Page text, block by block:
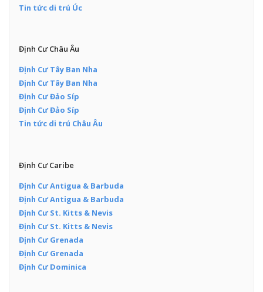
Tin tức di trú Úc
Định Cư Châu Âu
Định Cư Tây Ban Nha
Định Cư Tây Ban Nha
Định Cư Đảo Síp
Định Cư Đảo Síp
Tin tức di trú Châu Âu
Định Cư Caribe
Định Cư Antigua & Barbuda
Định Cư Antigua & Barbuda
Định Cư St. Kitts & Nevis
Định Cư St. Kitts & Nevis
Định Cư Grenada
Định Cư Grenada
Định Cư Dominica